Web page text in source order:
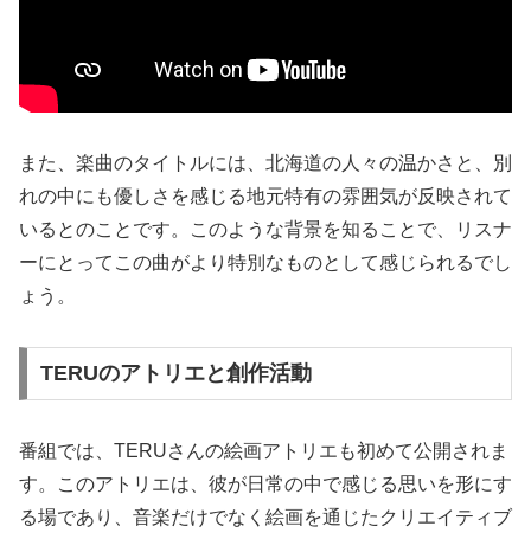
また、楽曲のタイトルには、北海道の人々の温かさと、別
れの中にも優しさを感じる地元特有の雰囲気が反映されて
いるとのことです。このような背景を知ることで、リスナ
ーにとってこの曲がより特別なものとして感じられるでし
ょう。
TERUのアトリエと創作活動
番組では、TERUさんの絵画アトリエも初めて公開されま
す。このアトリエは、彼が日常の中で感じる思いを形にす
る場であり、音楽だけでなく絵画を通じたクリエイティブ